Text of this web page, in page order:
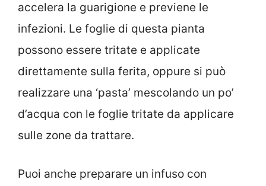
accelera la guarigione e previene le
infezioni. Le foglie di questa pianta
possono essere tritate e applicate
direttamente sulla ferita, oppure si può
realizzare una ‘pasta’ mescolando un po’
d’acqua con le foglie tritate da applicare
sulle zone da trattare.
Puoi anche preparare un infuso con